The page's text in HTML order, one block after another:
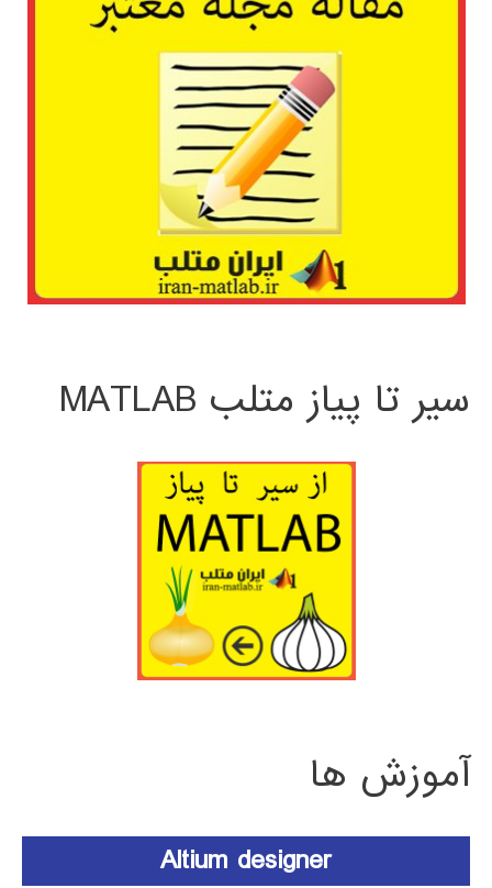
سیر تا پیاز متلب MATLAB
آموزش ها
Altium designer